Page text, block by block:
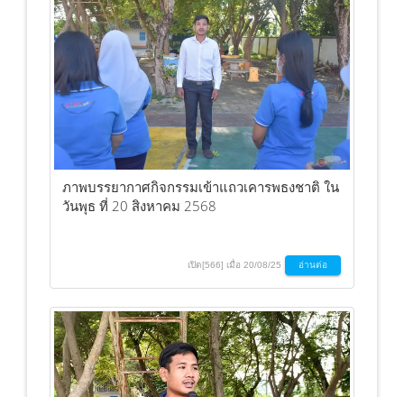
ภาพบรรยากาศกิจกรรมเข้าแถวเคารพธงชาติ ใน
วันพุธ ที่ 20 สิงหาคม 2568
เปิด[566] เมื่อ 20/08/25 อ่านต่อ